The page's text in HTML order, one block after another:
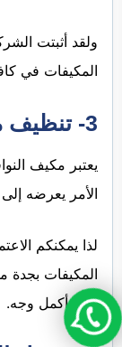
ولقد أثبتت
المكيفات في
3- تنظيف مكيفات النوافذ في جدة
يعتبر مكيف
الأمر يعرضه
لذا يمكنكم
المكيفات بجدة
على أكمل وجه.